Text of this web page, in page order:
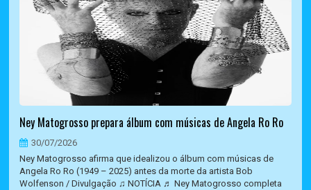
Ney Matogrosso prepara álbum com músicas de Angela Ro Ro
30/07/2026
Ney Matogrosso afirma que idealizou o álbum com músicas de
Angela Ro Ro (1949 – 2025) antes da morte da artista Bob
Wolfenson / Divulgação ♫ NOTÍCIA ♬ Ney Matogrosso completa